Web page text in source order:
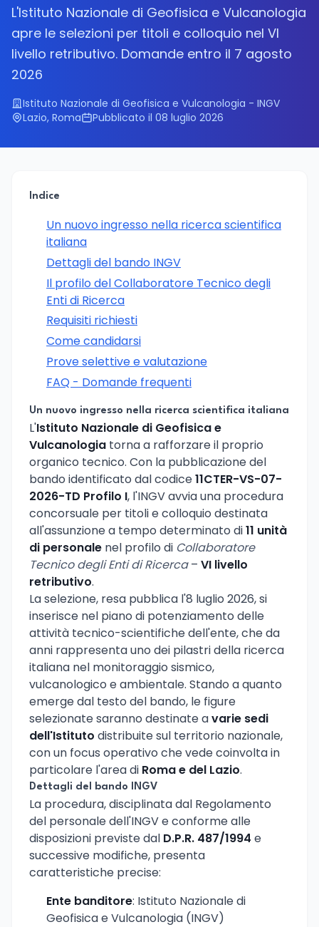
L'Istituto Nazionale di Geofisica e Vulcanologia
apre le selezioni per titoli e colloquio nel VI
livello retributivo. Domande entro il 7 agosto
2026
Istituto Nazionale di Geofisica e Vulcanologia - INGV
Lazio, Roma
Pubblicato il 08 luglio 2026
Indice
Un nuovo ingresso nella ricerca scientifica
italiana
Dettagli del bando INGV
Il profilo del Collaboratore Tecnico degli
Enti di Ricerca
Requisiti richiesti
Come candidarsi
Prove selettive e valutazione
FAQ - Domande frequenti
Un nuovo ingresso nella ricerca scientifica italiana
L'Istituto Nazionale di Geofisica e
Vulcanologia torna a rafforzare il proprio
organico tecnico. Con la pubblicazione del
bando identificato dal codice11CTER-VS-07-
2026-TD Profilo I, l'INGV avvia una procedura
concorsuale per titoli e colloquio destinata
all'assunzione a tempo determinato di11 unità
di personale nel profilo di Collaboratore
Tecnico degli Enti di Ricerca– VI livello
retributivo.
La selezione, resa pubblica l'8 luglio 2026, si
inserisce nel piano di potenziamento delle
attività tecnico-scientifiche dell'ente, che da
anni rappresenta uno dei pilastri della ricerca
italiana nel monitoraggio sismico,
vulcanologico e ambientale. Stando a quanto
emerge dal testo del bando, le figure
selezionate saranno destinate avarie sedi
dell'Istituto distribuite sul territorio nazionale,
con un focus operativo che vede coinvolta in
particolare l'area di Roma e del Lazio.
Dettagli del bando INGV
La procedura, disciplinata dal Regolamento
del personale dell'INGV e conforme alle
disposizioni previste dal D.P.R. 487/1994 e
successive modifiche, presenta
caratteristiche precise:
Ente banditore: Istituto Nazionale di
Geofisica e Vulcanologia (INGV)